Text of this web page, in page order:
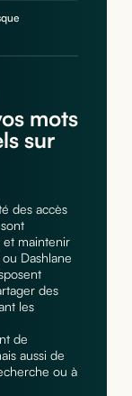
mots
sur
des accès
et maintenir
Dashlane
des
les
de
aussi de
ou à